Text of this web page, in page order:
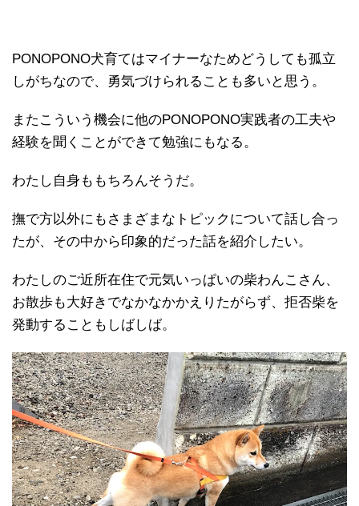
PONOPONO犬育てはマイナーなためどうしても孤立
しがちなので、勇気づけられることも多いと思う。
またこういう機会に他のPONOPONO実践者の工夫や
経験を聞くことができて勉強にもなる。
わたし自身ももちろんそうだ。
撫で方以外にもさまざまなトピックについて話し合っ
たが、その中から印象的だった話を紹介したい。
わたしのご近所在住で元気いっぱいの柴わんこさん、
お散歩も大好きでなかなかかえりたがらず、拒否柴を
発動することもしばしば。